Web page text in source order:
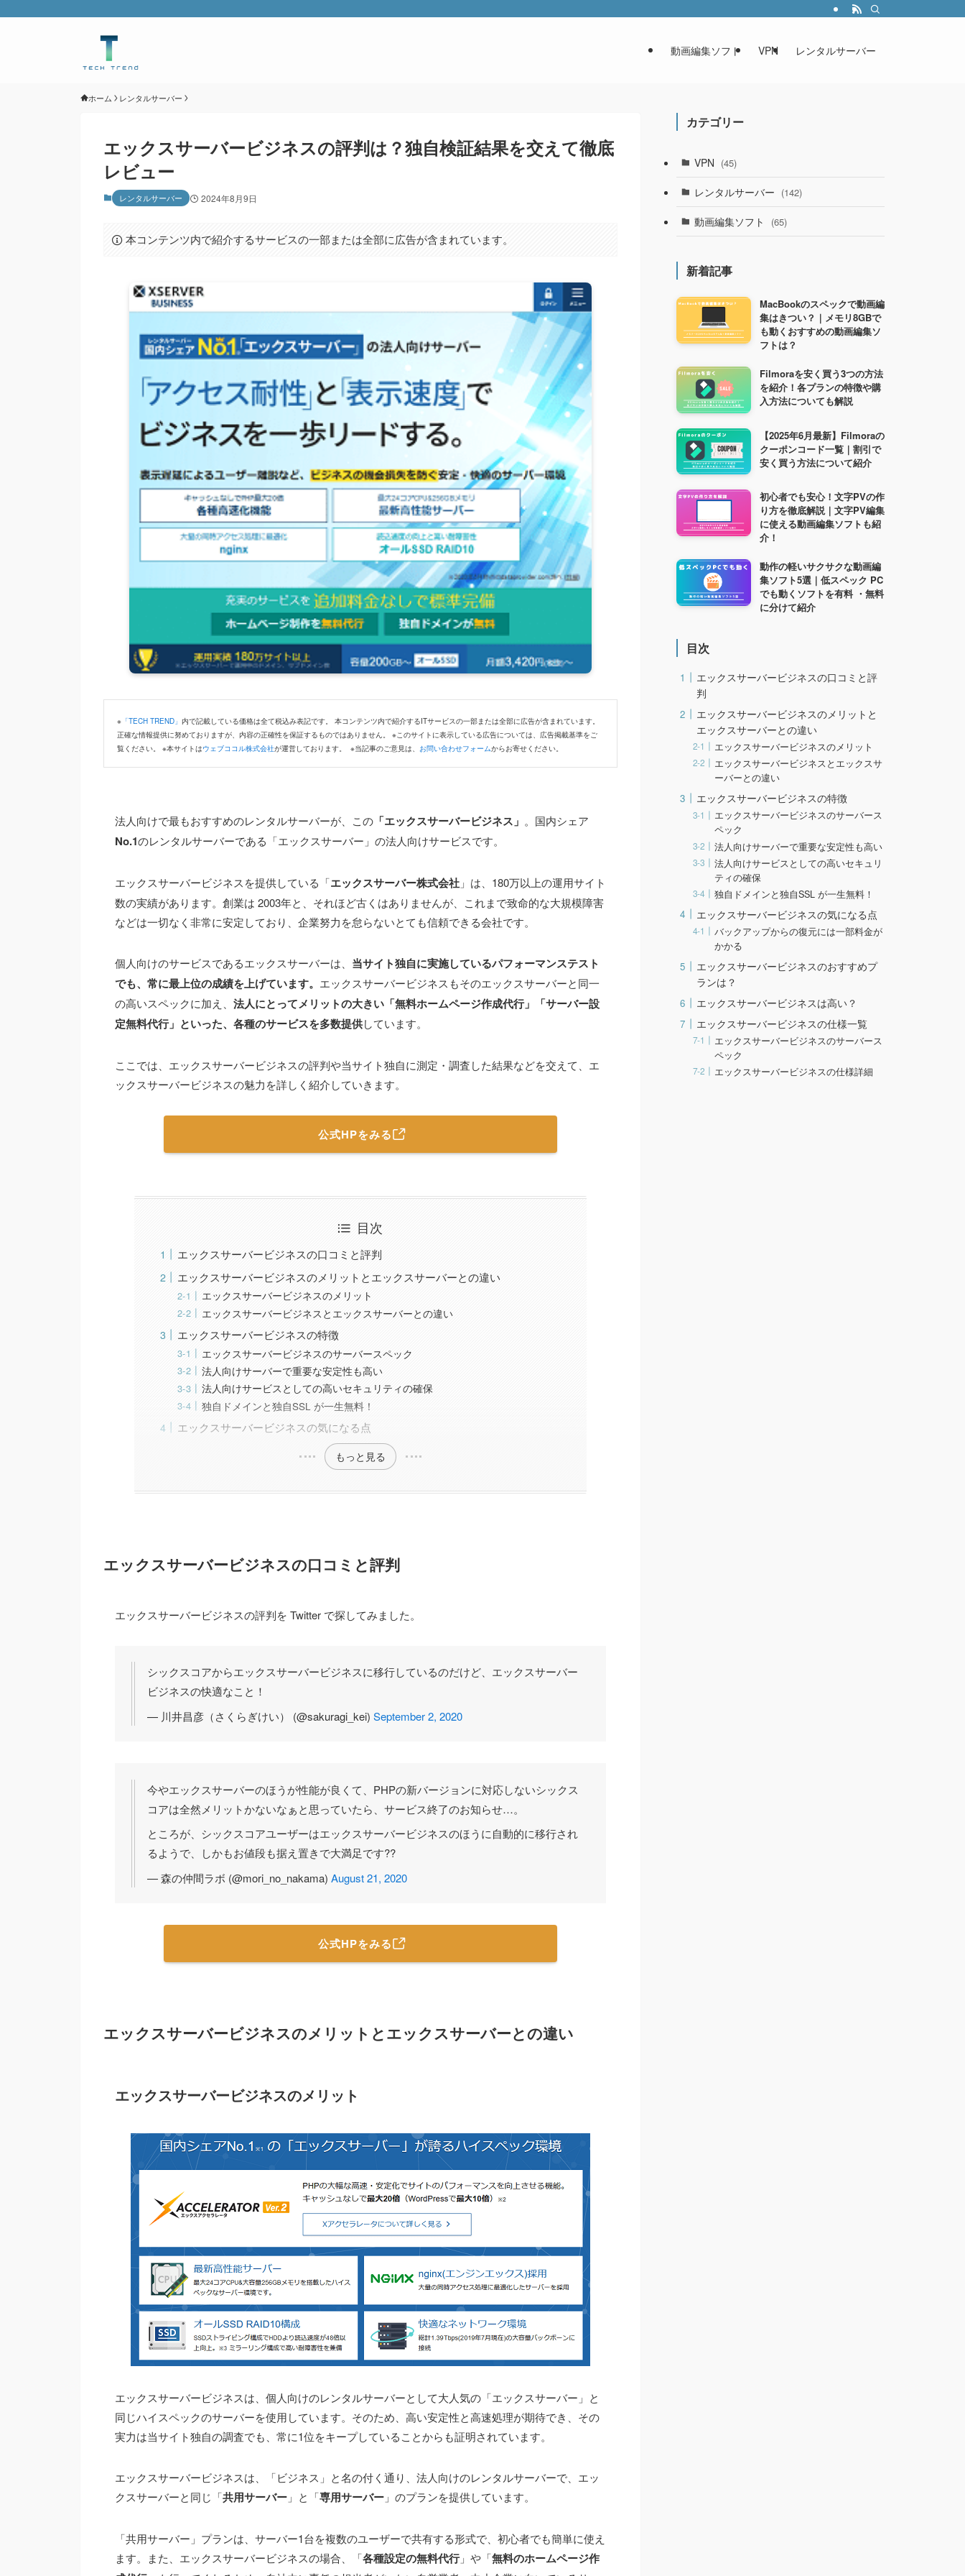
動画編集ソフト VPN レンタルサーバー
ホーム レンタルサーバー
エックスサーバービジネスの評判は？独自検証結果を交えて徹底
レビュー
レンタルサーバー 2024年8月9日
本コンテンツ内で紹介するサービスの一部または全部に広告が含まれています。
※ 「TECH TREND」 内で記載している価格は全て税込み表記です。 本コンテンツ内で紹介するITサービスの一部または全部に広告が含まれています。
正確な情報提供に努めておりますが、内容の正確性を保証するものではありません。 ※このサイトに表示している広告については、広告掲載基準をご
覧ください。 ※本サイトはウェブココル株式会社が運営しております。 ※当記事のご意見は、 お問い合わせフォームからお寄せください。
法人向けで最もおすすめのレンタルサーバーが、この 「エックスサーバービジネス」 。 国内シェア
No.1のレンタルサーバーである「エックスサーバー」の法人向けサービスです。
エックスサーバービジネスを提供している 「エックスサーバー株式会社 」 は、180万以上の運用サイト
数の実績があります。創業は 2003年と、それほど古くはありませんが、これまで致命的な大規模障害
などは一切なく非常に安定しており、企業努力を怠らないとても信頼できる会社です。
個人向けのサービスであるエックスサーバーは、 当サイト独自に実施しているパフォーマンステスト
でも、常に最上位の成績を上げています。 エックスサーバービジネスもそのエックスサーバーと同一
の高いスペックに加え、 法人にとってメリットの大きい「無料ホームページ作成代行」「サーバー設
定無料代行」といった、各種のサービスを多数提供しています。
ここでは、エックスサーバービジネスの評判や当サイト独自に測定・調査した結果などを交えて、エ
ックスサーバービジネスの魅力を詳しく紹介していきます。
公式HPをみる
目次
エックスサーバービジネスの口コミと評判
エックスサーバービジネスのメリットとエックスサーバーとの違い
エックスサーバービジネスのメリット
エックスサーバービジネスとエックスサーバーとの違い
エックスサーバービジネスの特徴
エックスサーバービジネスのサーバースペック
法人向けサーバーで重要な安定性も高い
法人向けサービスとしての高いセキュリティの確保
独自ドメインと独自SSL が一生無料！
エックスサーバービジネスの気になる点
もっと見る
エックスサーバービジネスの口コミと評判
エックスサーバービジネスの評判を Twitter で探してみました。
シックスコアからエックスサーバービジネスに移行しているのだけど、エックスサーバー
ビジネスの快適なこと！
— 川井昌彦（さくらぎけい） (@sakuragi_kei) September 2, 2020
今やエックスサーバーのほうが性能が良くて、PHPの新バージョンに対応しないシックス
コアは全然メリットかないなぁと思っていたら、サービス終了のお知らせ…。
ところが、シックスコアユーザーはエックスサーバービジネスのほうに自動的に移行され
るようで、しかもお値段も据え置きで大満足です??
— 森の仲間ラボ (@mori_no_nakama) August 21, 2020
公式HPをみる
エックスサーバービジネスのメリットとエックスサーバーとの違い
エックスサーバービジネスのメリット
エックスサーバービジネスは、個人向けのレンタルサーバーとして大人気の「エックスサーバー」と
同じハイスペックのサーバーを使用しています。そのため、高い安定性と高速処理が期待でき、その
実力は当サイト独自の調査でも、常に1位をキープしていることからも証明されています。
エックスサーバービジネスは、「ビジネス」と名の付く通り、法人向けのレンタルサーバーで、エッ
クスサーバーと同じ「共用サーバー 」と「専用サーバー 」のプランを提供しています。
「共用サーバー」プランは、サーバー1台を複数のユーザーで共有する形式で、初心者でも簡単に使え
ます。また、エックスサーバービジネスの場合、
「各種設定の無料代行」 や 「無料のホームページ作
カテゴリー
VPN (45)
レンタルサーバー (142)
動画編集ソフト (65)
新着記事
MacBookのスペックで動画編
集はきつい？｜メモリ8GBで
も動くおすすめの動画編集ソ
フトは？
Filmoraを安く買う3つの方法
を紹介！各プランの特徴や購
入方法についても解説
【2025年6月最新】Filmoraの
クーポンコード一覧｜割引で
安く買う方法について紹介
初心者でも安心！文字PVの作
り方を徹底解説｜文字PV編集
に使える動画編集ソフトも紹
介！
動作の軽いサクサクな動画編
集ソフト5選｜低スペック PC
でも動くソフトを有料 ・無料
に分けて紹介
目次
エックスサーバービジネスの口コミと評
判
エックスサーバービジネスのメリットと
エックスサーバーとの違い
エックスサーバービジネスのメリット
エックスサーバービジネスとエックスサ
ーバーとの違い
エックスサーバービジネスの特徴
エックスサーバービジネスのサーバース
ペック
法人向けサーバーで重要な安定性も高い
法人向けサービスとしての高いセキュリ
ティの確保
独自ドメインと独自SSL が一生無料！
エックスサーバービジネスの気になる点
バックアップからの復元には一部料金が
かかる
エックスサーバービジネスのおすすめプ
ランは？
エックスサーバービジネスは高い？
エックスサーバービジネスの仕様一覧
エックスサーバービジネスのサーバース
ペック
エックスサーバービジネスの仕様詳細